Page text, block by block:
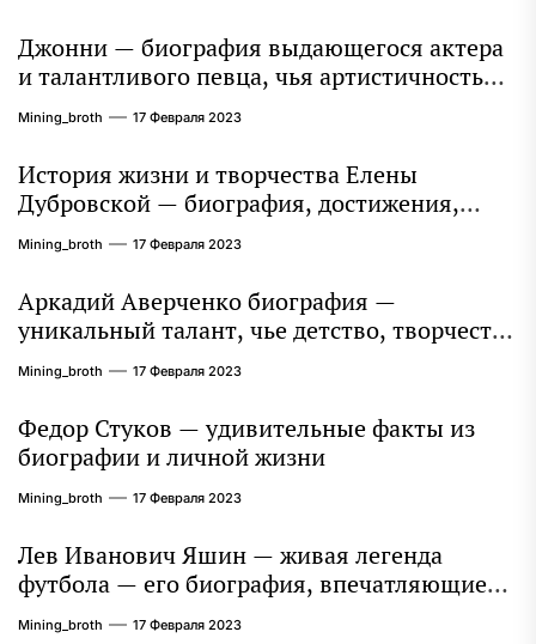
Джонни — биография выдающегося актера
и талантливого певца, чья артистичность
захватывает миллионы сердец
Mining_broth 17 Февраля 2023
История жизни и творчества Елены
Дубровской — биография, достижения,
интересные факты
Mining_broth 17 Февраля 2023
Аркадий Аверченко биография —
уникальный талант, чье детство, творчество
и литературное наследие продолжают
восхищать миллионы
Mining_broth 17 Февраля 2023
Федор Стуков — удивительные факты из
биографии и личной жизни
Mining_broth 17 Февраля 2023
Лев Иванович Яшин — живая легенда
футбола — его биография, впечатляющие
достижения и интересная личная жизнь
Mining_broth 17 Февраля 2023